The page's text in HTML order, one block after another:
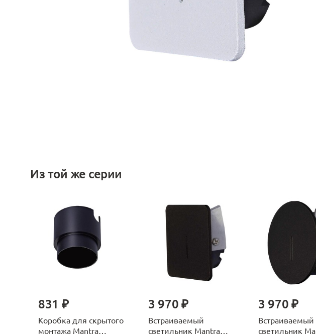
Из той же серии
831 ₽
Коробка для скрытого
монтажа Mantra
3 970 ₽
Встраиваемый
светильник Mantra
3 970 ₽
Встраиваемый
светильник